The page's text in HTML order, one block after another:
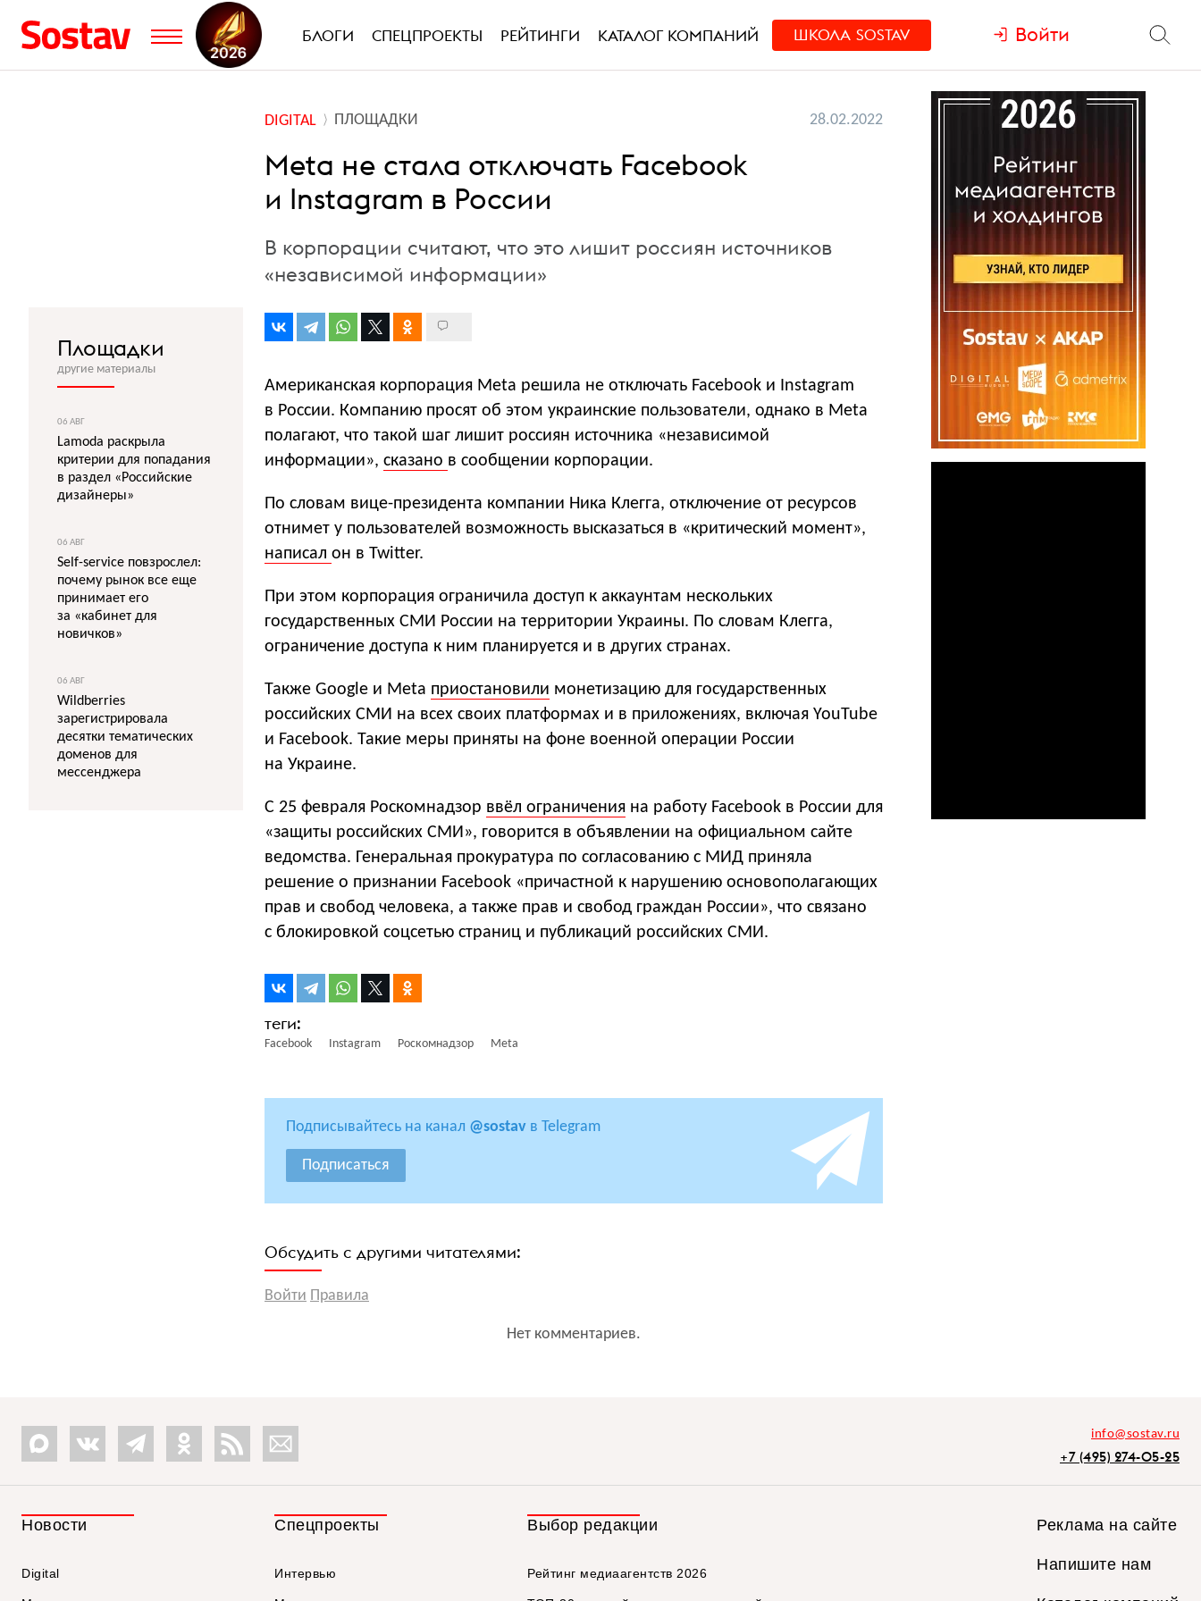
БЛОГИ СПЕЦПРОЕКТЫ РЕЙТИНГИ КАТАЛОГ КОМПАНИЙ ШКОЛА SOSTAV Войти
DIGITAL ПЛОЩАДКИ 28.02.2022
Meta не стала отключать Facebook
и Instagram в России
В корпорации считают, что это лишит россиян источников
«независимой информации»
Американская корпорация Meta решила не отключать Facebook и Instagram
в России. Компанию просят об этом украинские пользователи, однако в Meta
полагают, что такой шаг лишит россиян источника «независимой
информации», сказано в сообщении корпорации.
По словам вице-президента компании Ника Клегга, отключение от ресурсов
отнимет у пользователей возможность высказаться в «критический момент»,
написал он в Twitter.
При этом корпорация ограничила доступ к аккаунтам нескольких
государственных СМИ России на территории Украины. По словам Клегга,
ограничение доступа к ним планируется и в других странах.
Также Google и Meta приостановили монетизацию для государственных
российских СМИ на всех своих платформах и в приложениях, включая YouTube
и Facebook. Такие меры приняты на фоне военной операции России
на Украине.
С 25 февраля Роскомнадзор ввёл ограничения на работу Facebook в России для
«защиты российских СМИ», говорится в объявлении на официальном сайте
ведомства. Генеральная прокуратура по согласованию с МИД приняла
решение о признании Facebook «причастной к нарушению основополагающих
прав и свобод человека, а также прав и свобод граждан России», что связано
с блокировкой соцсетью страниц и публикаций российских СМИ.
Facebook Instagram Роскомнадзор Meta
Подписывайтесь на канал @sostav в Telegram
Подписаться
Обсудить с другими читателями:
Войти Правила
Нет комментариев.
Площадки
другие материалы
06 АВГ
Lamoda раскрыла
критерии для попадания
в раздел «Российские
дизайнеры»
06 АВГ
Self-service повзрослел:
почему рынок все еще
принимает его
за «кабинет для
новичков»
06 АВГ
Wildberries
зарегистрировала
десятки тематических
доменов для
мессенджера
info@sostav.ru
+7 (495) 274-05-25
Новости
Digital
Спецпроекты
Интервью
Выбор редакции
Рейтинг медиаагентств 2026
Реклама на сайте
Напишите нам